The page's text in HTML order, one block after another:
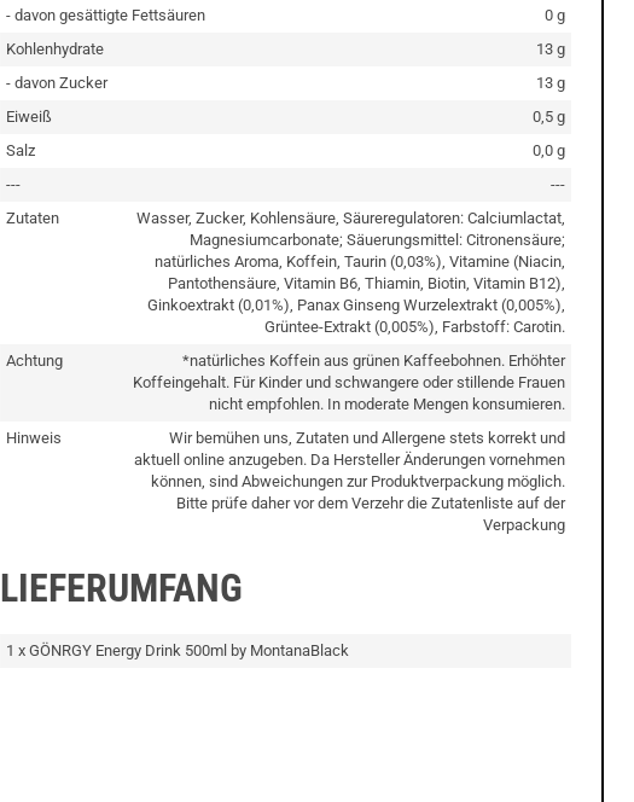
- davon gesättigte Fettsäuren
0 g
Kohlenhydrate
13 g
- davon Zucker
13 g
Eiweiß
0,5 g
Salz
0,0 g
---
---
Zutaten
Wasser, Zucker, Kohlensäure, Säureregulatoren: Calciumlactat,
Magnesiumcarbonate; Säuerungsmittel: Citronensäure;
natürliches Aroma, Koffein, Taurin (0,03%), Vitamine (Niacin,
Pantothensäure, Vitamin B6, Thiamin, Biotin, Vitamin B12),
Ginkoextrakt (0,01%), Panax Ginseng Wurzelextrakt (0,005%),
Grüntee-Extrakt (0,005%), Farbstoff: Carotin.
Achtung
*natürliches Koffein aus grünen Kaffeebohnen. Erhöhter
Koffeingehalt. Für Kinder und schwangere oder stillende Frauen
nicht empfohlen. In moderate Mengen konsumieren.
Hinweis
Wir bemühen uns, Zutaten und Allergene stets korrekt und
aktuell online anzugeben. Da Hersteller Änderungen vornehmen
können, sind Abweichungen zur Produktverpackung möglich.
Bitte prüfe daher vor dem Verzehr die Zutatenliste auf der
Verpackung
LIEFERUMFANG
1 x GÖNRGY Energy Drink 500ml by MontanaBlack